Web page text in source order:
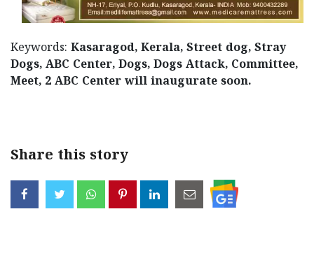
Keywords: Kasaragod, Kerala, Street dog, Stray
Dogs, ABC Center, Dogs, Dogs Attack, Committee,
Meet, 2 ABC Center will inaugurate soon.
Share this story